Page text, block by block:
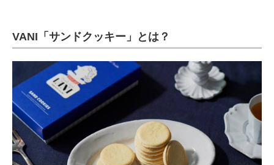
エネルギーの専門メディア
建設×テクノロジーの最前線
ちょっと気になるネットの話題
VANI「サンドクッキー」とは？